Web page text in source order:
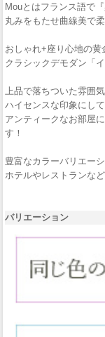
Mouとはフランス語で
丸みをもたせ曲線美で柔
おしゃれ+座り心地の
クラシックデモダン「
上品で落ちついた雰囲
ハイセンスな印象にし
アンティークなお部屋
す！
豊富なカラーバリエー
ホテルやレストランな
バリエーション